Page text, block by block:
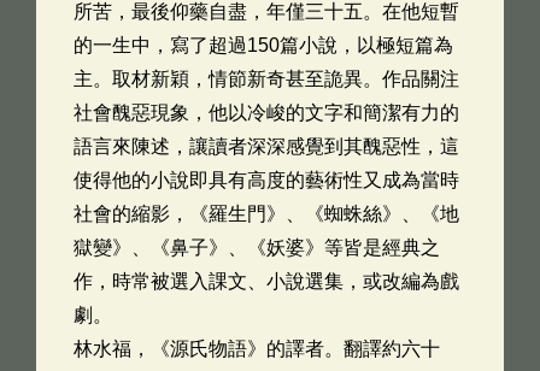
所苦，最後仰藥自盡，年僅三十五。在他短暫
的一生中，寫了超過150篇小說，以極短篇為
主。取材新穎，情節新奇甚至詭異。作品關注
社會醜惡現象，他以冷峻的文字和簡潔有力的
語言來陳述，讓讀者深深感覺到其醜惡性，這
使得他的小說即具有高度的藝術性又成為當時
社會的縮影，《羅生門》、《蜘蛛絲》、《地
獄變》、《鼻子》、《妖婆》等皆是經典之
作，時常被選入課文、小說選集，或改編為戲
劇。
林水福，《源氏物語》的譯者。翻譯約六十